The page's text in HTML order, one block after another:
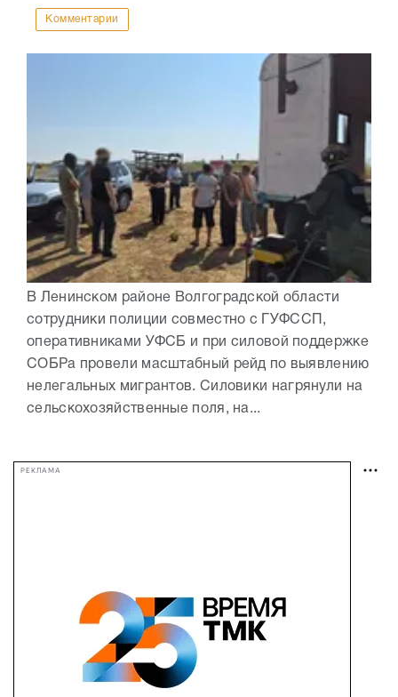
Комментарии
В Ленинском районе Волгоградской области
сотрудники полиции совместно с ГУФССП,
оперативниками УФСБ и при силовой поддержке
СОБРа провели масштабный рейд по выявлению
нелегальных мигрантов. Силовики нагрянули на
сельскохозяйственные поля, на...
РЕКЛАМА